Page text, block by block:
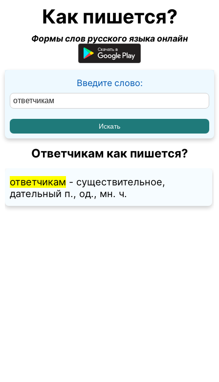
Как пишется?
Формы слов русского языка онлайн
Введите слово:
Ответчикам как пишется?
ответчикам - существительное,
дательный п., од., мн. ч.